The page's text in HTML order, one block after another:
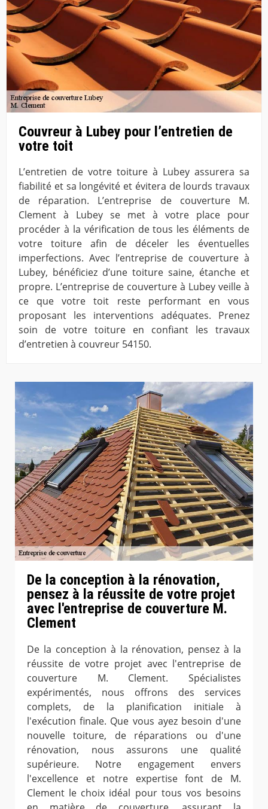
Couvreur à Lubey pour l’entretien de
votre toit
L’entretien de votre toiture à Lubey assurera sa
fiabilité et sa longévité et évitera de lourds travaux
de réparation. L’entreprise de couverture M.
Clement à Lubey se met à votre place pour
procéder à la vérification de tous les éléments de
votre toiture afin de déceler les éventuelles
imperfections. Avec l’entreprise de couverture à
Lubey, bénéficiez d’une toiture saine, étanche et
propre. L’entreprise de couverture à Lubey veille à
ce que votre toit reste performant en vous
proposant les interventions adéquates. Prenez
soin de votre toiture en confiant les travaux
d’entretien à couvreur 54150.
De la conception à la rénovation,
pensez à la réussite de votre projet
avec l'entreprise de couverture M.
Clement
De la conception à la rénovation, pensez à la
réussite de votre projet avec l'entreprise de
couverture M. Clement. Spécialistes
expérimentés, nous offrons des services
complets, de la planification initiale à
l'exécution finale. Que vous ayez besoin d'une
nouvelle toiture, de réparations ou d'une
rénovation, nous assurons une qualité
supérieure. Notre engagement envers
l'excellence et notre expertise font de M.
Clement le choix idéal pour tous vos besoins